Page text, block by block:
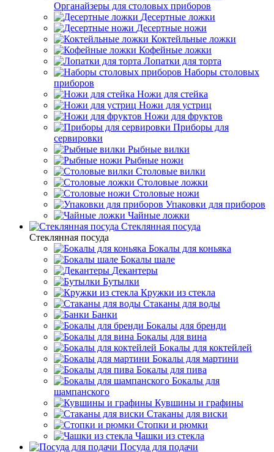
Органайзеры для столовых приборов
Десертные ложки
Десертные ножи
Коктейльные ложки
Кофейные ложки
Лопатки для торта
Наборы столовых
приборов
Ножи для стейка
Ножи для устриц
Ножи для фруктов
Приборы для
сервировки
Рыбные вилки
Рыбные ножи
Столовые вилки
Столовые ложки
Столовые ножи
Упаковки для приборов
Чайные ложки
Стеклянная посуда
Стеклянная посуда
Бокалы для коньяка
Бокалы шале
Декантеры
Бутылки
Кружки из стекла
Стаканы для воды
Банки
Бокалы для бренди
Бокалы для вина
Бокалы для коктейлей
Бокалы для мартини
Бокалы для пива
Бокалы для
шампанского
Кувшины и графины
Стаканы для виски
Стопки и рюмки
Чашки из стекла
Посуда для подачи